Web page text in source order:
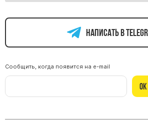
Памятники из гранита
Памятники из гранита
Памятники из гранита
Памятники из гранита
Памятники из гранита
Написать в
Сообщить, когда появится на e-mail
Ок